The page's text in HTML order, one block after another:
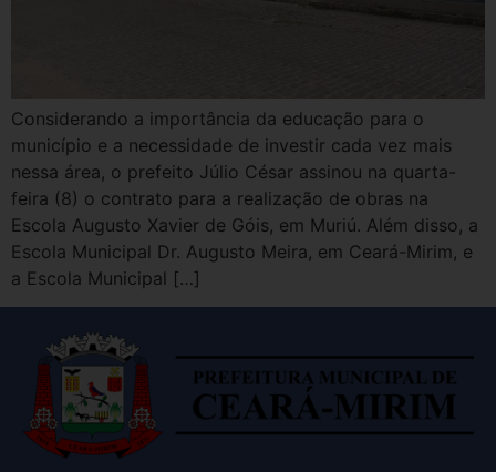
Considerando a importância da educação para o
município e a necessidade de investir cada vez mais
nessa área, o prefeito Júlio César assinou na quarta-
feira (8) o contrato para a realização de obras na
Escola Augusto Xavier de Góis, em Muriú. Além disso, a
Escola Municipal Dr. Augusto Meira, em Ceará-Mirim, e
a Escola Municipal […]